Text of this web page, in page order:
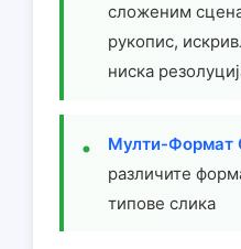
сложеним
рукопис,
ниска
Мулти-Формат
различите
типове слика